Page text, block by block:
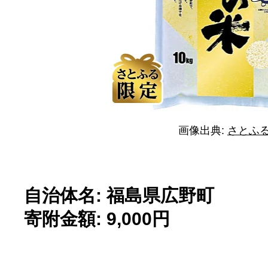
画像出典: さとふ
自治体名: 福島県広野町
寄附金額: 9,000円